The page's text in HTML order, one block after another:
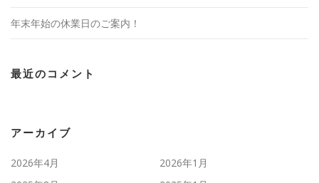
年末年始の休業日のご案内！
最近のコメント
アーカイブ
2026年4月
2026年1月